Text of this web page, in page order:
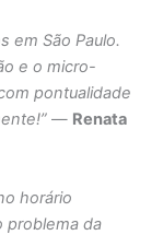
em São Paulo.
e o micro-
pontualidade
— Renata
horário
problema da